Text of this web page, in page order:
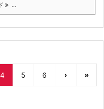
...
4 5 6 › »